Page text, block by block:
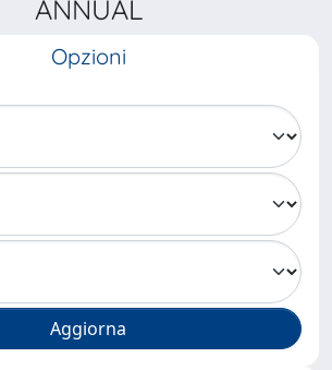
ANNUAL
Opzioni